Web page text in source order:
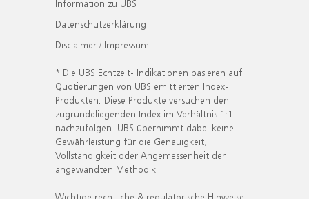
Information zu UBS
Datenschutzerklärung
Disclaimer / Impressum
* Die UBS Echtzeit- Indikationen basieren auf
Quotierungen von UBS emittierten Index-
Produkten. Diese Produkte versuchen den
zugrundeliegenden Index im Verhältnis 1:1
nachzufolgen. UBS übernimmt dabei keine
Gewährleistung für die Genauigkeit,
Vollständigkeit oder Angemessenheit der
angewandten Methodik.